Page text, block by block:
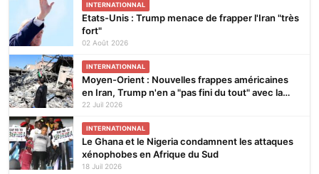
INTERNATIONNAL
Etats-Unis : Trump menace de frapper l'Iran "très
fort"
02 Août 2026
INTERNATIONNAL
Moyen-Orient : Nouvelles frappes américaines
en Iran, Trump n'en a "pas fini du tout" avec la
guerre
22 Juil 2026
INTERNATIONNAL
Le Ghana et le Nigeria condamnent les attaques
xénophobes en Afrique du Sud
18 Juil 2026